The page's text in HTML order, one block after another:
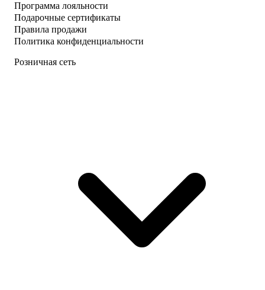
Программа лояльности
Подарочные сертификаты
Правила продажи
Политика конфиденциальности
Розничная сеть